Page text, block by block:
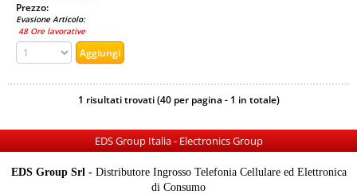
Prezzo:
Evasione Articolo:
48 Ore lavorative
1 risultati trovati (40 per pagina - 1 in totale)
EDS Group Italia - Electronics Group
EDS Group Srl -Distributore Ingrosso Telefonia Cellulare ed Elettronica
di Consumo